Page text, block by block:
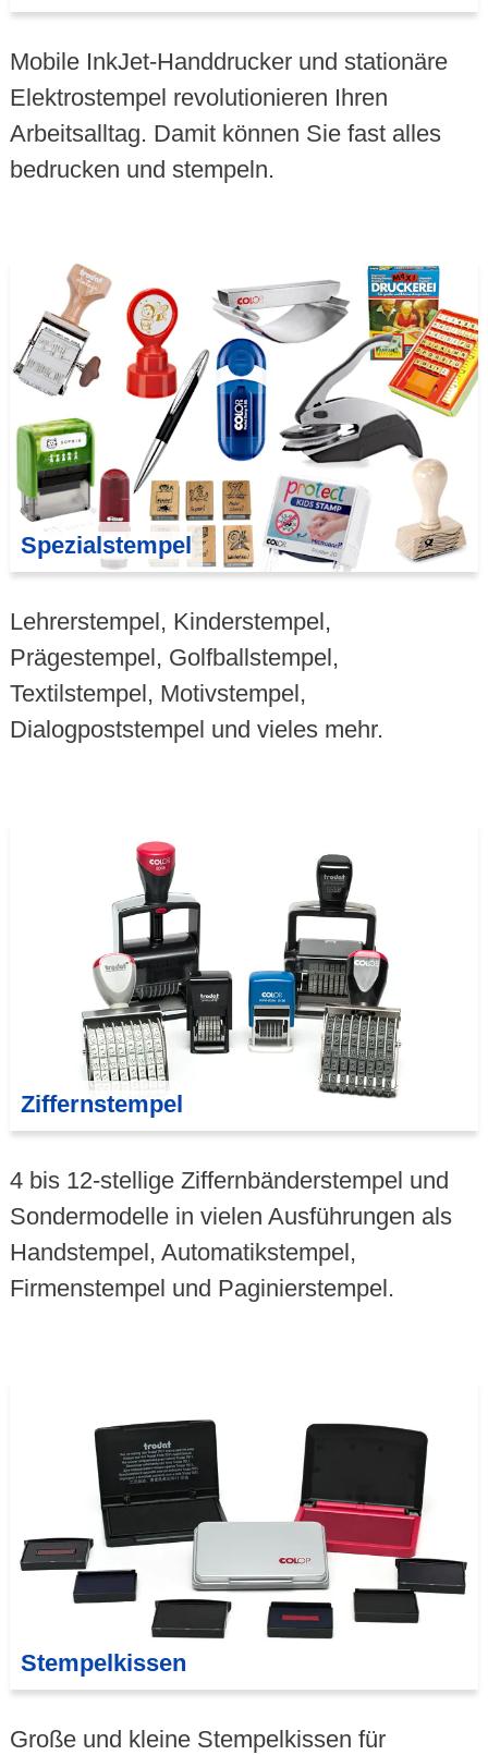
Mobile InkJet-Handdrucker und stationäre
Elektrostempel revolutionieren Ihren
Arbeitsalltag. Damit können Sie fast alles
bedrucken und stempeln.
Spezialstempel
Lehrerstempel, Kinder­stempel,
Prägestempel, Golfballstempel,
Textilstempel, Motivstempel,
Dialogpoststempel und vieles mehr.
Ziffernstempel
4 bis 12-stellige Ziffernbänder­stempel und
Sondermodelle in vielen Ausführungen als
Handstempel, Automatikstempel,
Firmenstempel und Paginierstempel.
Stempelkissen
Große und kleine Stempel­kissen für